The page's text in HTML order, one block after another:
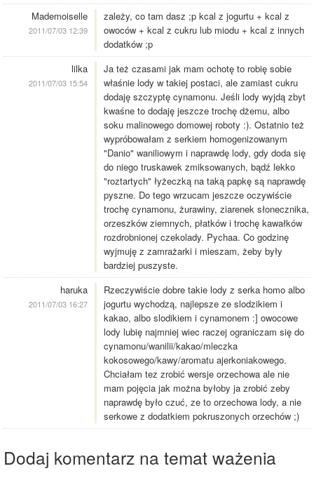
Mademoiselle
2011/07/03 12:39
zależy, co tam dasz ;p kcal z jogurtu + kcal z
owoców + kcal z cukru lub miodu + kcal z innych
dodatków ;p
lilka
2011/07/03 15:54
Ja też czasami jak mam ochotę to robię sobie
właśnie lody w takiej postaci, ale zamiast cukru
dodaję szczyptę cynamonu. Jeśli lody wyjdą zbyt
kwaśne to dodaję jeszcze trochę dżemu, albo
soku malinowego domowej roboty :). Ostatnio też
wypróbowałam z serkiem homogenizowanym
"Danio" waniliowym i naprawdę lody, gdy doda się
do niego truskawek zmiksowanych, bądź lekko
"roztartych" łyżeczką na taką papkę są naprawdę
pyszne. Do tego wrzucam jeszcze oczywiście
trochę cynamonu, żurawiny, ziarenek słonecznika,
orzeszków ziemnych, płatków i trochę kawałków
rozdrobnionej czekolady. Pychaa. Co godzinę
wyjmuję z zamrażarki i mieszam, żeby były
bardziej puszyste.
haruka
2011/07/03 16:27
Rzeczywiście dobre takie lody z serka homo albo
jogurtu wychodzą, najlepsze ze slodzikiem i
kakao, albo slodikiem i cynamonem :] owocowe
lody lubię najmniej wiec raczej ograniczam się do
cynamonu/wanilii/kakao/mleczka
kokosowego/kawy/aromatu ajerkoniakowego.
Chciałam tez zrobić wersje orzechowa ale nie
mam pojęcia jak można byłoby ja zrobić zeby
naprawdę było czuć, ze to orzechowa lody, a nie
serkowe z dodatkiem pokruszonych orzechów ;)
Dodaj komentarz na temat ważenia